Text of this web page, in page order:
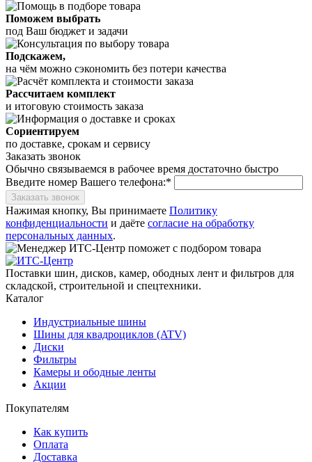
Поможем выбрать
под Ваш бюджет и задачи
Подскажем,
на чём можно сэкономить без потери качества
Рассчитаем комплект
и итоговую стоимость заказа
Сориентируем
по доставке, срокам и сервису
Заказать звонок
Обычно связываемся в рабочее время достаточно быстро
Введите номер Вашего телефона:*
Заказать звонок
Нажимая кнопку, Вы принимаете Политику
конфиденциальности и даёте согласие на обработку
персональных данных.
Поставки шин, дисков, камер, ободных лент и фильтров для
складской, строительной и спецтехники.
Каталог
Индустриальные шины
Шины для квадроциклов (ATV)
Диски
Фильтры
Камеры и ободные ленты
Акции
Покупателям
Как купить
Оплата
Доставка